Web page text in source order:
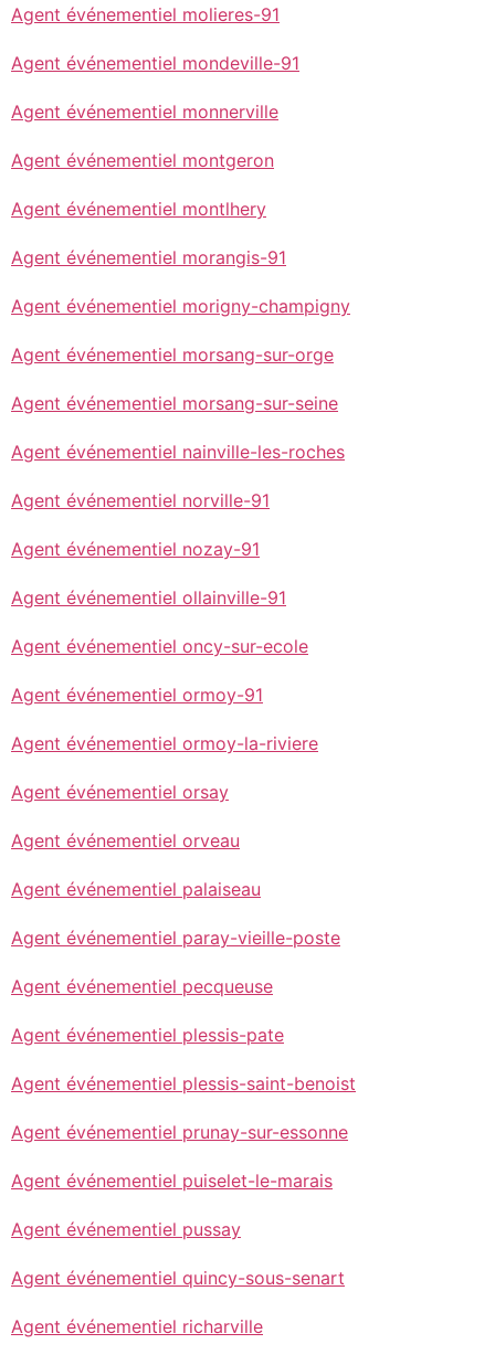
Agent événementiel molieres-91
Agent événementiel mondeville-91
Agent événementiel monnerville
Agent événementiel montgeron
Agent événementiel montlhery
Agent événementiel morangis-91
Agent événementiel morigny-champigny
Agent événementiel morsang-sur-orge
Agent événementiel morsang-sur-seine
Agent événementiel nainville-les-roches
Agent événementiel norville-91
Agent événementiel nozay-91
Agent événementiel ollainville-91
Agent événementiel oncy-sur-ecole
Agent événementiel ormoy-91
Agent événementiel ormoy-la-riviere
Agent événementiel orsay
Agent événementiel orveau
Agent événementiel palaiseau
Agent événementiel paray-vieille-poste
Agent événementiel pecqueuse
Agent événementiel plessis-pate
Agent événementiel plessis-saint-benoist
Agent événementiel prunay-sur-essonne
Agent événementiel puiselet-le-marais
Agent événementiel pussay
Agent événementiel quincy-sous-senart
Agent événementiel richarville